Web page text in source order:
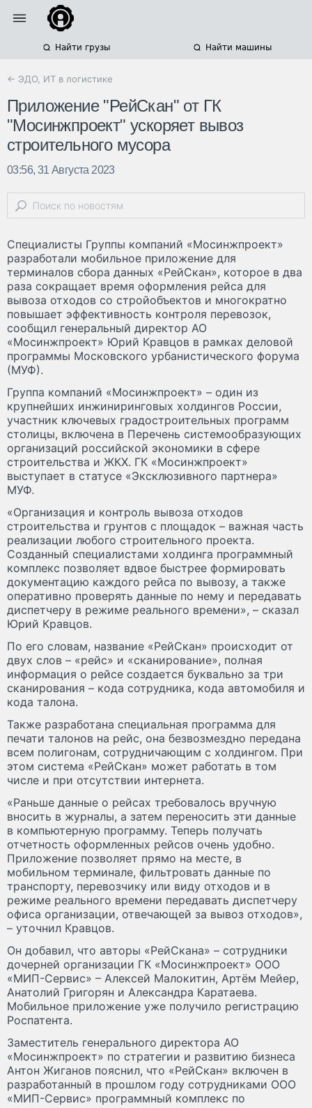
Найти грузы Найти машины
← ЭДО, ИТ в логистике
Приложение "РейСкан" от ГК
"Мосинжпроект" ускоряет вывоз
строительного мусора
03:56, 31 Августа 2023
Специалисты Группы компаний «Мосинжпроект»
разработали мобильное приложение для
терминалов сбора данных «РейСкан», которое в два
раза сокращает время оформления рейса для
вывоза отходов со стройобъектов и многократно
повышает эффективность контроля перевозок,
сообщил генеральный директор АО
«Мосинжпроект» Юрий Кравцов в рамках деловой
программы Московского урбанистического форума
(МУФ).
Группа компаний «Мосинжпроект» – один из
крупнейших инжиниринговых холдингов России,
участник ключевых градостроительных программ
столицы, включена в Перечень системообразующих
организаций российской экономики в сфере
строительства и ЖКХ. ГК «Мосинжпроект»
выступает в статусе «Эксклюзивного партнера»
МУФ.
«Организация и контроль вывоза отходов
строительства и грунтов с площадок – важная часть
реализации любого строительного проекта.
Созданный специалистами холдинга программный
комплекс позволяет вдвое быстрее формировать
документацию каждого рейса по вывозу, а также
оперативно проверять данные по нему и передавать
диспетчеру в режиме реального времени», – сказал
Юрий Кравцов.
По его словам, название «РейСкан» происходит от
двух слов – «рейс» и «сканирование», полная
информация о рейсе создается буквально за три
сканирования – кода сотрудника, кода автомобиля и
кода талона.
Также разработана специальная программа для
печати талонов на рейс, она безвозмездно передана
всем полигонам, сотрудничающим с холдингом. При
этом система «РейСкан» может работать в том
числе и при отсутствии интернета.
«Раньше данные о рейсах требовалось вручную
вносить в журналы, а затем переносить эти данные
в компьютерную программу. Теперь получать
отчетность оформленных рейсов очень удобно.
Приложение позволяет прямо на месте, в
мобильном терминале, фильтровать данные по
транспорту, перевозчику или виду отходов и в
режиме реального времени передавать диспетчеру
офиса организации, отвечающей за вывоз отходов»,
– уточнил Кравцов.
Он добавил, что авторы «РейСкана» – сотрудники
дочерней организации ГК «Мосинжпроект» ООО
«МИП-Сервис» – Алексей Малокитин, Артём Мейер,
Анатолий Григорян и Александра Каратаева.
Мобильное приложение уже получило регистрацию
Роспатента.
Заместитель генерального директора АО
«Мосинжпроект» по стратегии и развитию бизнеса
Антон Жиганов пояснил, что «РейСкан» включен в
разработанный в прошлом году сотрудниками ООО
«МИП-Сервис» программный комплекс по